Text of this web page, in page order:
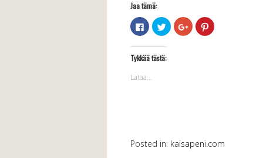
Jaa tämä:
Jaa
Facebookissa(Avautuu
uudessa
ikkunassa)
Jaa
Twitterissä(Avautuu
uudessa
Jaa
Google+
palvelussa(Avautuu
Jaa
Pinterest
Tykkää tästä:
Lataa...
Posted in: kaisapeni.com